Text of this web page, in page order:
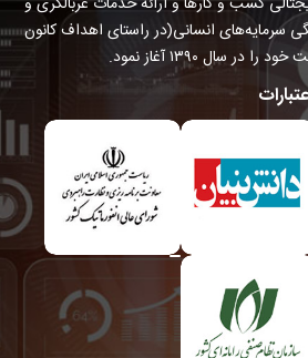
سرمایه‌های انسانی(در راستای اهداف کانون
در سال ۱۳۹۰ آغاز نمود.